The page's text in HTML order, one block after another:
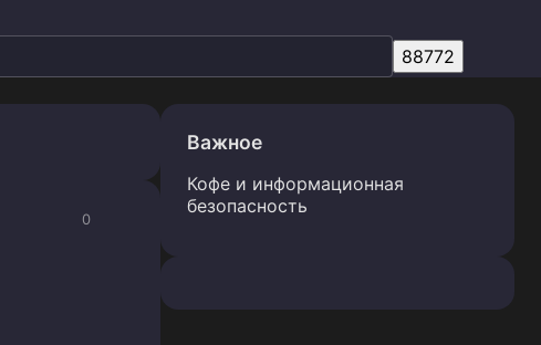
0
Важное
Кофе и информационная
безопасность